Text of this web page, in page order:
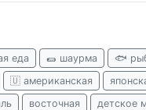
еда 🌯 шаурма 🐟
🇺 американская
восточная детское